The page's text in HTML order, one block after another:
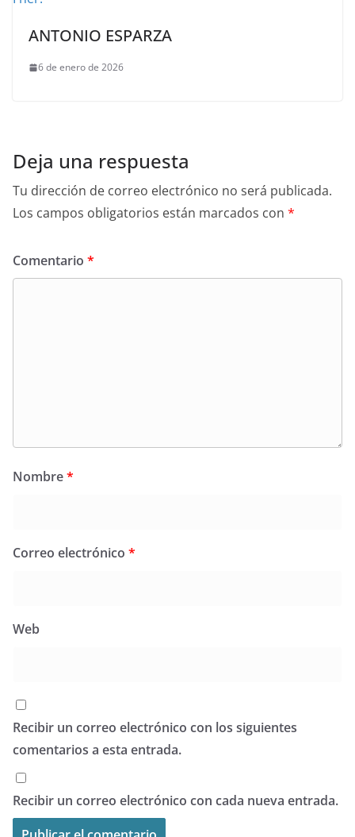
ANTONIO ESPARZA
6 de enero de 2026
Deja una respuesta
Tu dirección de correo electrónico no será publicada.
Los campos obligatorios están marcados con *
Comentario *
Nombre*
Correo electrónico *
Web
Recibir un correo electrónico con los siguientes
comentarios a esta entrada.
Recibir un correo electrónico con cada nueva entrada.